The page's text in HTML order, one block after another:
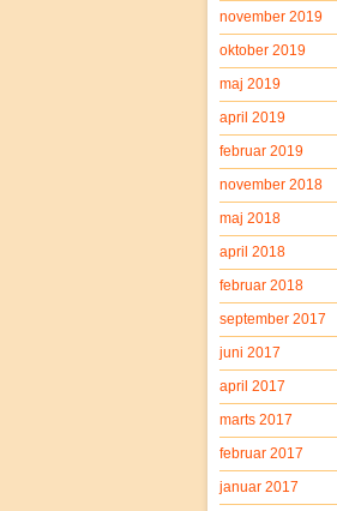
november 2019
oktober 2019
maj 2019
april 2019
februar 2019
november 2018
maj 2018
april 2018
februar 2018
september 2017
juni 2017
april 2017
marts 2017
februar 2017
januar 2017